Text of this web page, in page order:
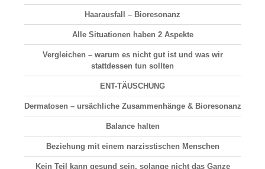
Haarausfall – Bioresonanz
Alle Situationen haben 2 Aspekte
Vergleichen – warum es nicht gut ist und was wir
stattdessen tun sollten
ENT-TÄUSCHUNG
Dermatosen – ursächliche Zusammenhänge & Bioresonanz
Balance halten
Beziehung mit einem narzisstischen Menschen
Kein Teil kann gesund sein, solange nicht das Ganze